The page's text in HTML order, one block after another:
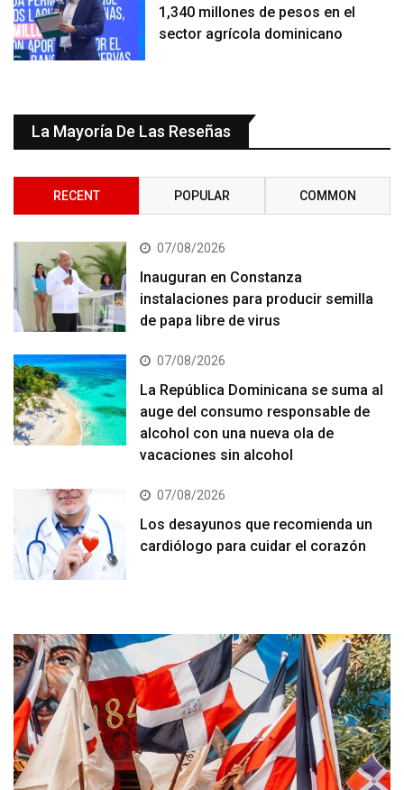
1,340 millones de pesos en el
sector agrícola dominicano
La Mayoría De Las Reseñas
RECENT POPULAR COMMON
07/08/2026
Inauguran en Constanza
instalaciones para producir semilla
de papa libre de virus
07/08/2026
La República Dominicana se suma al
auge del consumo responsable de
alcohol con una nueva ola de
vacaciones sin alcohol
07/08/2026
Los desayunos que recomienda un
cardiólogo para cuidar el corazón